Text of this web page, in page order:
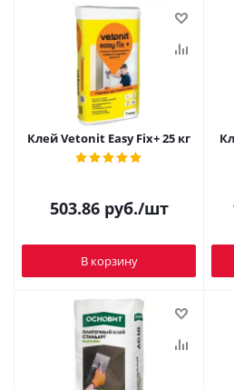
Клей Vetonit Easy Fix+ 25 кг
503.86руб./шт
В корзину